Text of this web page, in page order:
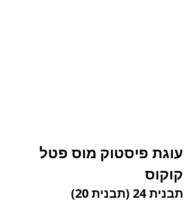
עוגת פיסטוק מוס פטל
קוקוס
תבנית 24 (תבנית 20)